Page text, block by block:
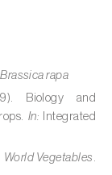
Brassica rapa
Biology and
In: Integrated
World Vegetables